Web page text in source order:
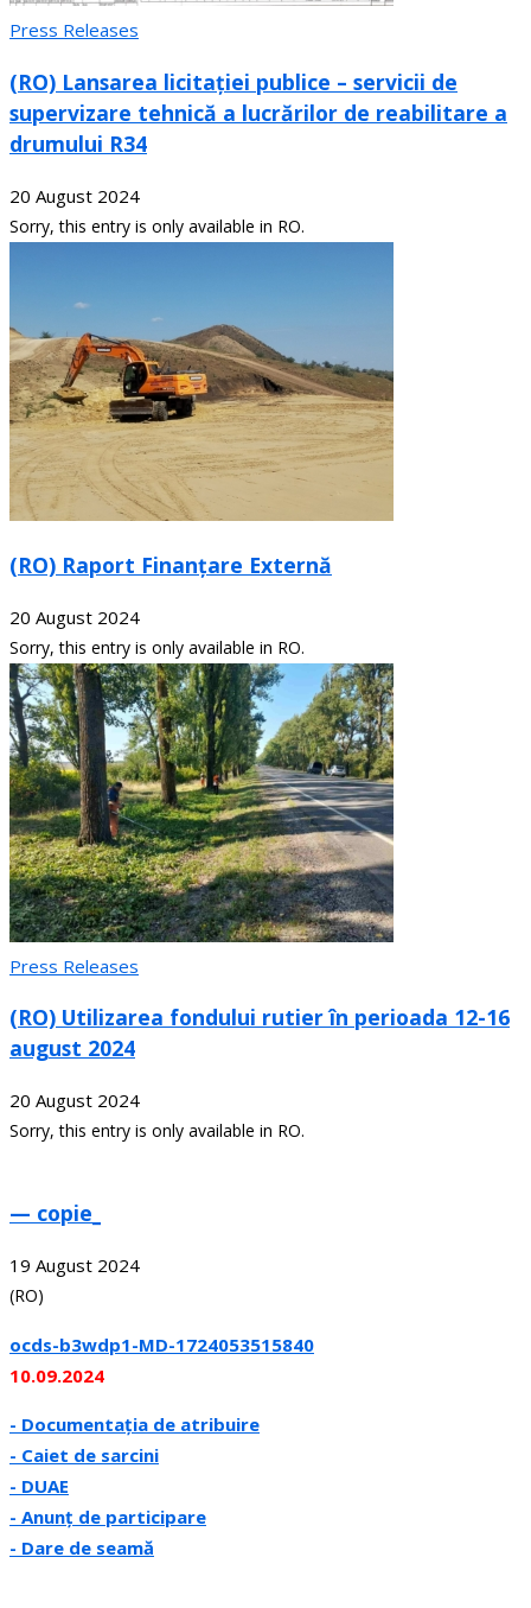
Press Releases
(RO) Lansarea licitației publice – servicii de
supervizare tehnică a lucrărilor de reabilitare a
drumului R34
20 August 2024
Sorry, this entry is only available in RO.
(RO) Raport Finanțare Externă
20 August 2024
Sorry, this entry is only available in RO.
Press Releases
(RO) Utilizarea fondului rutier în perioada 12-16
august 2024
20 August 2024
Sorry, this entry is only available in RO.
— copie_
19 August 2024
(RO)
ocds-b3wdp1-MD-1724053515840
10.09.2024
- Documentația de atribuire
- Caiet de sarcini
- DUAE
- Anunț de participare
- Dare de seamă